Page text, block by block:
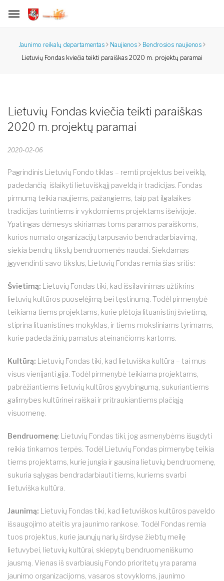
Jaunimo reikalų departamentas Naujienos
Bendrosios naujienos
Lietuvių Fondas kviečia teikti paraiškas 2020 m. projektų paramai
Lietuvių Fondas kviečia teikti paraiškas
2020 m. projektų paramai
2020-02-06
Pagrindinis Lietuvių Fondo tiklas – remti projektus bei veiklą,
padedančią išlaikyti lietuviškąjį paveldą ir tradicijas. Fondas
pirmumą teikia naujiems, pažangiems, taip pat ilgalaikes
tradicijas turintiems ir vykdomiems projektams išeivijoje.
Ypatingas dėmesys skiriamas toms paramos paraiškoms,
kurios numato organizacijų tarpusavio bendradarbiavimą,
siekia bendrų tikslų bendruomenės naudai. Siekdamas
įgyvendinti savo tikslus, Lietuvių Fondas remia šias sritis:
Švietimą: Lietuvių Fondas tiki, kad išsilavinimas užtikrins
lietuvių kultūros puoselėjimą bei tęstinumą. Todėl pirmenybė
teikiama tiems projektams, kurie plėtoja lituanistinį švietimą,
stiprina lituanistines mokyklas, ir tiems moksliniams tyrimams,
kurie padeda žinių pamatus ateinančioms kartoms.
Kultūrą: Lietuvių Fondas tiki, kad lietuviška kultūra – tai mus
visus vienijanti gija. Todėl pirmenybė teikiama projektams,
pabrėžiantiems lietuvių kultūros gyvybingumą, sukuriantiems
galimybes kultūrinei raiškai ir pritraukiantiems plačiąją
visuomenę.
Bendruomenę: Lietuvių Fondas tiki, jog asmenybėms išugdyti
reikia tinkamos terpės. Todėl Lietuvių Fondas pirmenybę teikia
tiems projektams, kurie jungia ir gausina lietuvių bendruomenę,
sukuria sąlygas bendradarbiauti tiems, kuriems svarbi
lietuviška kultūra.
Jaunimą: Lietuvių Fondas tiki, kad lietuviškos kultūros paveldo
išsaugojimo ateitis yra jaunimo rankose. Todėl Fondas remia
tuos projektus, kurie jaunųjų narių širdyse žiebtų meilę
lietuvybei, lietuvių kultūrai, skiepytų bendruomeniškumo
jausmą. Vienas iš svarbiausių Fondo prioritetų yra parama
jaunimo organizacijoms, vasaros stovykloms, jaunimo